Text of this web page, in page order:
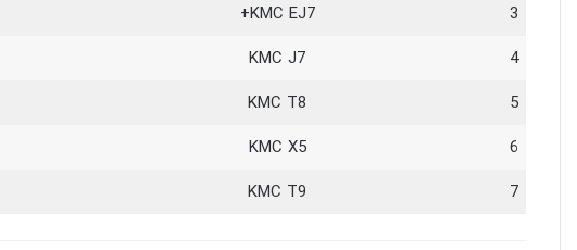
3
KMC EJ7+
4
KMC J7
5
KMC T8
6
KMC X5
7
KMC T9